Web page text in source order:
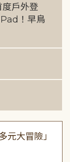
度戶外登
！早鳥
元大冒險」